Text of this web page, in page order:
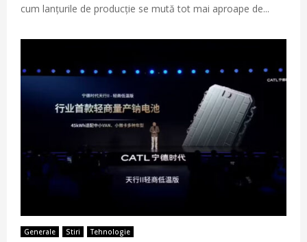
cum lanțurile de producție se mută tot mai aproape de...
Generale Stiri Tehnologie